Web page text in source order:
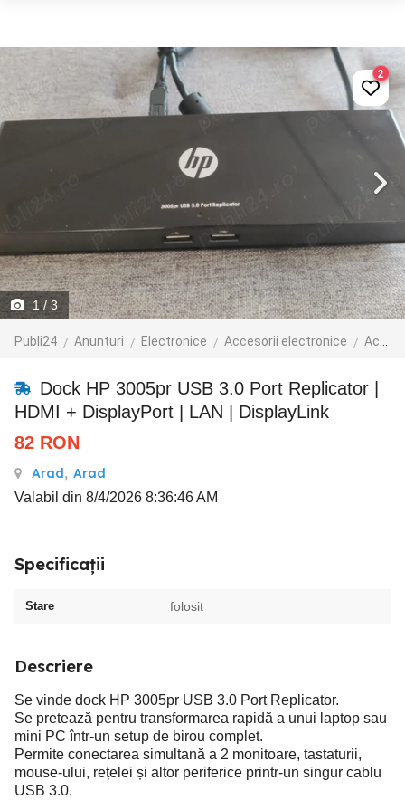
1/ 3
Publi24 Anunțuri Electronice Accesorii electronice Accesorii laptop
2
Dock HP 3005pr USB 3.0 Port Replicator |
HDMI + DisplayPort | LAN | DisplayLink
82 RON
Arad, Arad
Valabil din 8/4/2026 8:36:46 AM
Specificații
Stare folosit
Descriere
Se vinde dock HP 3005pr USB 3.0 Port Replicator.
Se pretează pentru transformarea rapidă a unui laptop sau
mini PC într-un setup de birou complet.
Permite conectarea simultană a 2 monitoare, tastaturii,
mouse-ului, rețelei și altor periferice printr-un singur cablu
USB 3.0.